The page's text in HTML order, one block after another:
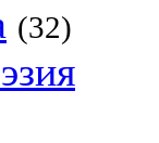
(32)